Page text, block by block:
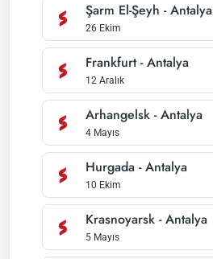
Şarm El-Şeyh -Antalya
26 Ekim
Frankfurt-Antalya
12 Aralık
Arhangelsk -Antalya
4 Mayıs
Hurgada -Antalya
10 Ekim
Krasnoyarsk -Antalya
5 Mayıs